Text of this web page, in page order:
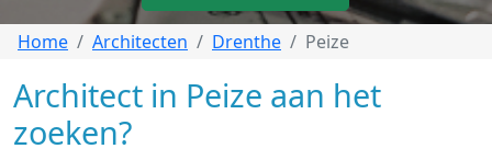
Home Architecten Drenthe Peize
Architect in Peize aan het
zoeken?